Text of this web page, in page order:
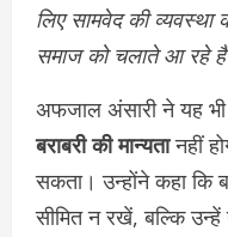
लिए सामवेद की व्यवस्था
समाज को चलाते आ रहे
अफजाल अंसारी ने यह
बराबरी की मान्यतानहीं
सकता। उन्होंने कहा कि
सीमित न रखें, बल्कि